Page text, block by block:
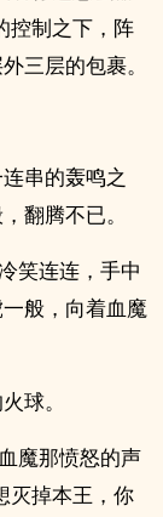
控制之下，阵
三层的包裹。
串的轰鸣之
翻腾不已。
笑连连，手中
般，向着血魔
球。
魔那愤怒的声
灭掉本王，你